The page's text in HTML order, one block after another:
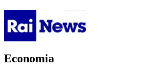
Economia